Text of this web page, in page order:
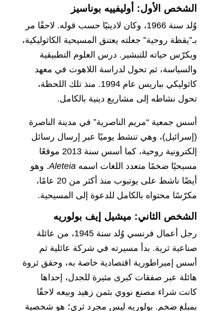
الشخص الأول: أوليفييه بوناسيز
وُلد سنة 1966، وكان لادينيًا حسب قوله. لاحقًا مر
بـ”يقظة روحية” جعلته يعتنق المسيحية الكاثوليكية،
ويكرّس حياته للتبشير. درس العلوم التطبيقية
والسياسة، ثم تحول لدراسة اللاهوت في معهد
كاثوليكي بباريس عام 1994. منذ تلك اللحظة،
تحول نشاطه إلى مشاريع دينية بالكامل.
أسس جمعية “مريم الناصرية” في مدينة الناصرة
(إسرائيل)، وهي تنشط يوميًا عبر إرسال رسائل
إلكترونية روحية، كما أسس سنة 2013 موقعًا
مسيحيًا ضخمًا متعدد اللغات اسمه Aleteia. وهو
أيضًا ناشط على يوتيوب منذ أكثر من 20 عامًا،
مكرّسًا محتواه بالكامل للدعوة إلى المسيحية.
الشخص الثاني: ميشيل إيف بولوريه
رجل أعمال فرنسي وُلد سنة 1945، من عائلة
صناعية ثرية. بدأ مسيرته في شركة عائلية ثم
أسس إمبراطورية اقتصادية خاصة به، وحقق ثروة
هائلة عبر صفقات كبرى مثيرة للجدل، إحداها
كانت شراء مصنع نووي بثمن زهيد وبيعه لاحقًا
بمبلغ ضخم. بولوريه ليس مجرد ثري؛ هو شخصية